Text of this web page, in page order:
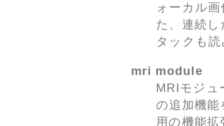
ォーカル
た、連続
タックも
mri module
MRIモジュ
の追加機
用の機能